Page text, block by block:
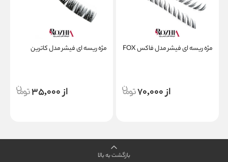
مژه ریسه ای فیشر مدل فاکس FOX
از 70,000
مژه ریسه ای فیشر مدل کاترین
از 35,000
بازگشت به بالا